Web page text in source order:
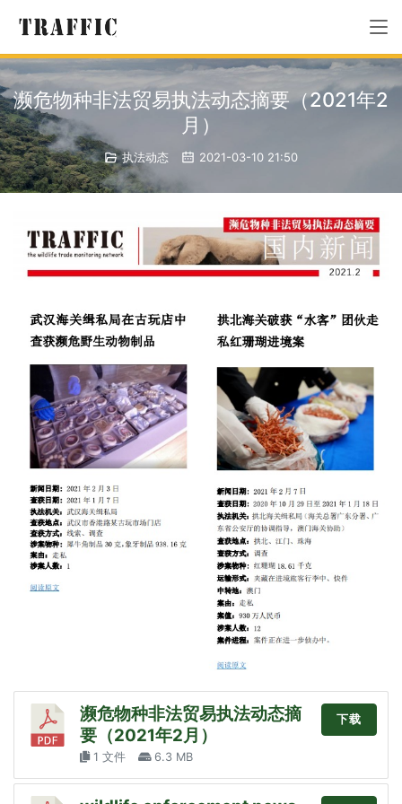
濒危物种非法贸易执法动态摘要（2021年2
月）
执法动态 2021-03-10 21:50
濒危物种非法贸易执法动态摘
要（2021年2月）
1 文件 6.3 MB
下载